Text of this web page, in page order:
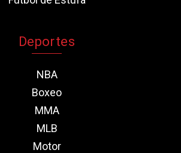
Deportes
NBA
Boxeo
MMA
MLB
Motor